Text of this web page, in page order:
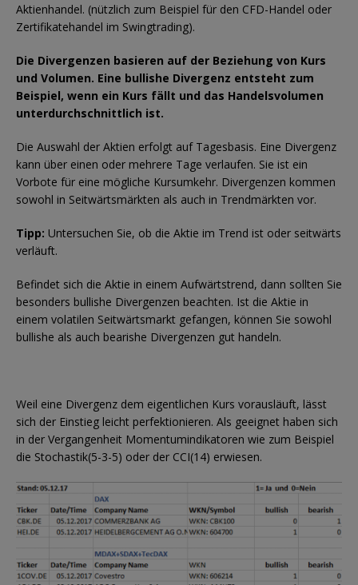
Aktienhandel. (nützlich zum Beispiel für den CFD-Handel oder
Zertifikatehandel im Swingtrading).
Die Divergenzen basieren auf der Beziehung von Kurs
und Volumen. Eine bullishe Divergenz entsteht zum
Beispiel, wenn ein Kurs fällt und das Handelsvolumen
unterdurchschnittlich ist.
Die Auswahl der Aktien erfolgt auf Tagesbasis. Eine Divergenz
kann über einen oder mehrere Tage verlaufen. Sie ist ein
Vorbote für eine mögliche Kursumkehr. Divergenzen kommen
sowohl in Seitwärtsmärkten als auch in Trendmärkten vor.
Tipp: Untersuchen Sie, ob die Aktie im Trend ist oder seitwärts
verläuft.
Befindet sich die Aktie in einem Aufwärtstrend, dann sollten Sie
besonders bullishe Divergenzen beachten. Ist die Aktie in
einem volatilen Seitwärtsmarkt gefangen, können Sie sowohl
bullishe als auch bearishe Divergenzen gut handeln.
Weil eine Divergenz dem eigentlichen Kurs vorausläuft, lässt
sich der Einstieg leicht perfektionieren. Als geeignet haben sich
in der Vergangenheit Momentumindikatoren wie zum Beispiel
die Stochastik(5-3-5) oder der CCI(14) erwiesen.